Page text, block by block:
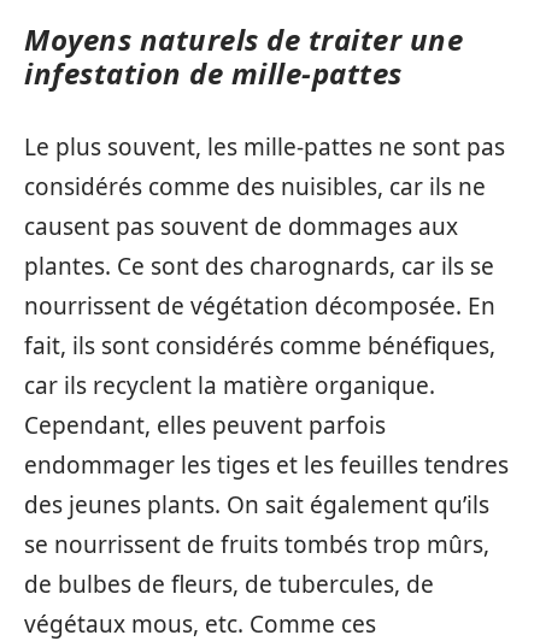
Moyens naturels de traiter une
infestation de mille-pattes
Le plus souvent, les mille-pattes ne sont pas
considérés comme des nuisibles, car ils ne
causent pas souvent de dommages aux
plantes. Ce sont des charognards, car ils se
nourrissent de végétation décomposée. En
fait, ils sont considérés comme bénéfiques,
car ils recyclent la matière organique.
Cependant, elles peuvent parfois
endommager les tiges et les feuilles tendres
des jeunes plants. On sait également qu’ils
se nourrissent de fruits tombés trop mûrs,
de bulbes de fleurs, de tubercules, de
végétaux mous, etc. Comme ces